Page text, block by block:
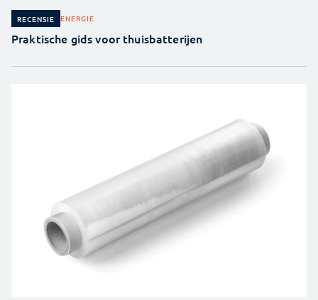
RECENSIE ENERGIE
Praktische gids voor thuisbatterijen